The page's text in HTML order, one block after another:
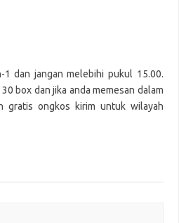
1 dan jangan melebihi pukul 15.00.
box dan jika anda memesan dalam
gratis ongkos kirim untuk wilayah